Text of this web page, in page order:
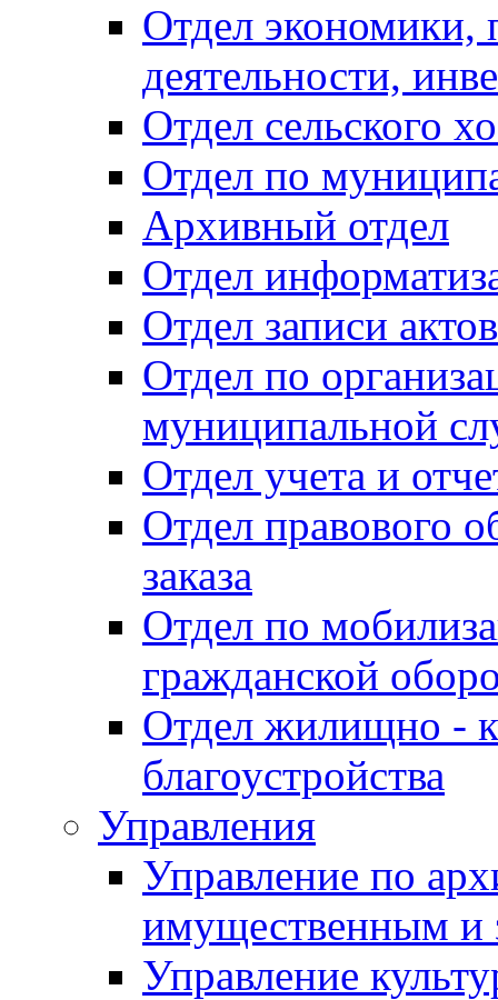
Отдел экономики,
деятельности,
Отдел сельского
Отдел по
Архивный отдел
Отдел
Отдел записи
Отдел по
муниципальной
Отдел учета и
Отдел правового
заказа
Отдел по
гражданской
Отдел жилищно -
благоустройства
Управления
Управление по
имущественным и
Управление